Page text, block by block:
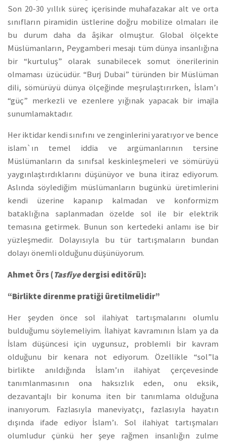
Son 20-30 yıllık süreç içerisinde muhafazakar alt ve orta
sınıfların piramidin üstlerine doğru mobilize olmaları ile
bu durum daha da âşikar olmuştur. Global ölçekte
Müslümanların, Peygamberi mesajı tüm dünya insanlığına
bir “kurtuluş” olarak sunabilecek somut önerilerinin
olmaması üzücüdür. “Burj Dubai” türünden bir Müslüman
dili, sömürüyü dünya ölçeğinde meşrulaştırırken, İslam’ı
“güç” merkezli ve ezenlere yığınak yapacak bir imajla
sunumlamaktadır.
Her iktidar kendi sınıfını ve zenginlerini yaratıyor ve bence
islam`ın temel iddia ve argümanlarının tersine
Müslümanların da sınıfsal keskinleşmeleri ve sömürüyü
yaygınlaştırdıklarını düşünüyor ve buna itiraz ediyorum.
Aslında söylediğim müslümanların bugünkü üretimlerini
kendi üzerine kapanıp kalmadan ve konformizm
bataklığına saplanmadan özelde sol ile bir elektrik
temasına getirmek. Bunun son kertedeki anlamı ise bir
yüzleşmedir. Dolayısıyla bu tür tartışmaların bundan
dolayı önemli olduğunu düşünüyorum.
Ahmet Örs (Tasfiyedergisi editörü):
“Birlikte direnme pratiği üretilmelidir”
Her şeyden önce sol ilahiyat tartışmalarını olumlu
bulduğumu söylemeliyim. İlahiyat kavramının İslam ya da
İslam düşüncesi için uygunsuz, problemli bir kavram
olduğunu bir kenara not ediyorum. Özellikle “sol”la
birlikte anıldığında İslam’ın ilahiyat çerçevesinde
tanımlanmasının ona haksızlık eden, onu eksik,
dezavantajlı bir konuma iten bir tanımlama olduğuna
inanıyorum. Fazlasıyla maneviyatçı, fazlasıyla hayatın
dışında ifade ediyor İslam’ı. Sol ilahiyat tartışmaları
olumludur çünkü her şeye rağmen insanlığın zulme